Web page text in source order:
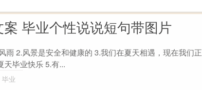
毕业个性说说短句带图片
雨 2.风景是安全和健康的 3.我们在夏天相遇，现在我们正
天毕业快乐 5.有...
毕业